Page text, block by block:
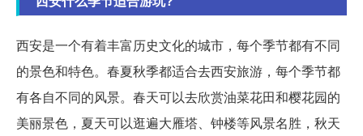
西安是一个有着丰富历史文化的城市，每个季节都有不同
的景色和特色。春夏秋季都适合去西安旅游，每个季节都
有各自不同的风景。春天可以去欣赏油菜花田和樱花园的
美丽景色，夏天可以逛遍大雁塔、钟楼等风景名胜，秋天